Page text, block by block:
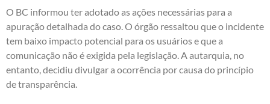
O BC informou ter adotado as ações necessárias para a
apuração detalhada do caso. O órgão ressaltou que o incidente
tem baixo impacto potencial para os usuários e que a
comunicação não é exigida pela legislação. A autarquia, no
entanto, decidiu divulgar a ocorrência por causa do princípio
de transparência.